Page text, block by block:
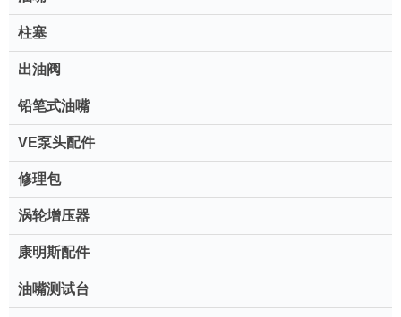
柱塞
出油阀
铅笔式油嘴
VE泵头配件
修理包
涡轮增压器
康明斯配件
油嘴测试台